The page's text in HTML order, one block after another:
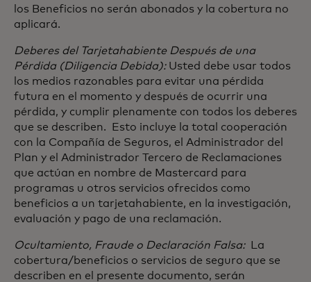
los Beneficios no serán abonados y la cobertura no
aplicará.
Deberes del Tarjetahabiente Después de una
Pérdida (Diligencia Debida):Usted debe usar todos
los medios razonables para evitar una pérdida
futura en el momento y después de ocurrir una
pérdida, y cumplir plenamente con todos los deberes
que se describen. Esto incluye la total cooperación
con la Compañía de Seguros, el Administrador del
Plan y el Administrador Tercero de Reclamaciones
que actúan en nombre de Mastercard para
programas u otros servicios ofrecidos como
beneficios a un tarjetahabiente, en la investigación,
evaluación y pago de una reclamación.
Ocultamiento, Fraude o Declaración Falsa:
La
cobertura/beneficios o servicios de seguro que se
describen en el presente documento, serán